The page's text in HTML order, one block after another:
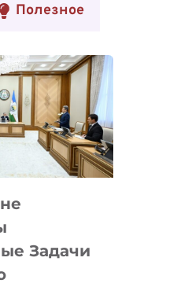
Полезное
Задачи